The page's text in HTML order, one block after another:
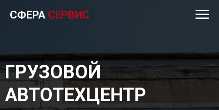
СФЕРА СЕРВИС
ГРУЗОВОЙ
АВТОТЕХЦЕНТР